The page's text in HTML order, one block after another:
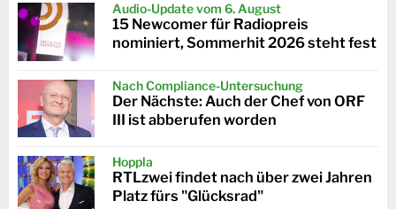
Audio-Update vom 6. August
15 Newcomer für Radiopreis
nominiert, Sommerhit 2026 steht fest
Nach Compliance-Untersuchung
Der Nächste: Auch der Chef von ORF
III ist abberufen worden
Hoppla
RTLzwei findet nach über zwei Jahren
Platz fürs "Glücksrad"